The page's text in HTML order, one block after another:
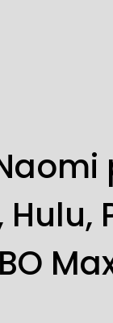
Hulu,